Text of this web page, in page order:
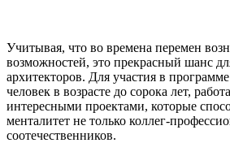
Учитывая, что во времена перемен
возможностей, это прекрасный шанс
архитекторов. Для участия в
человек в возрасте до сорока лет,
интересными проектами, которые
менталитет не только коллег-
соотечественников.